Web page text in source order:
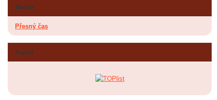
Hodiny
Přesný čas
Toplist